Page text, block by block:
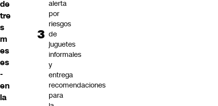
de
tre
s
m
es
es
-
en
la
alerta
por
riesgos
de
juguetes
informales
y
entrega
recomendaciones
para